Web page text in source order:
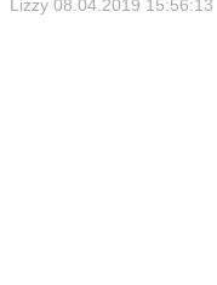
Lizzy 08.04.2019 15:56:13